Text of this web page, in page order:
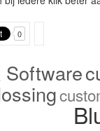
0
Software